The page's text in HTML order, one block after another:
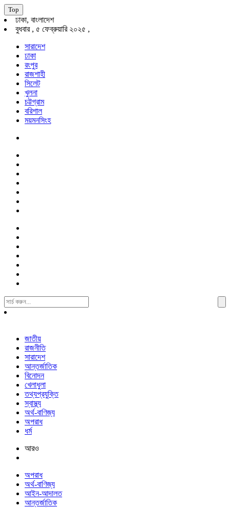
Top
ঢাকা, বাংলাদেশ
বুধবার , ৫ ফেব্রুয়ারি ২০২৫ ,
সারাদেশ
ঢাকা
রংপুর
রাজশাহী
সিলেট
খুলনা
চট্টগ্রাম
বরিশাল
ময়মনসিংহ
Search
For:
জাতীয়
রাজনীতি
সারাদেশ
আন্তর্জাতিক
বিনোদন
খেলাধুলা
তথ্যপ্রযুক্তি
স্বাস্থ্য
অর্থ-বাণিজ্য
অপরাধ
ধর্ম
আরও
অপরাধ
অর্থ-বাণিজ্য
আইন-আদালত
আন্তর্জাতিক